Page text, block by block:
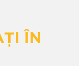
ÎN